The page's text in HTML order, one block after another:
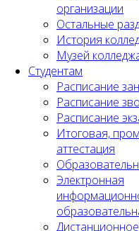
организации
Остальные
История
Музей
Студентам
Расписание
Расписание
Расписание
Итоговая,
аттестация
Электронная